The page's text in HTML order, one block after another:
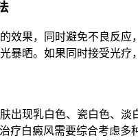
效果，同时避免不良反
暴晒。如果同时接受光
出现乳白色、瓷白色、
疗白癜风需要综合考虑